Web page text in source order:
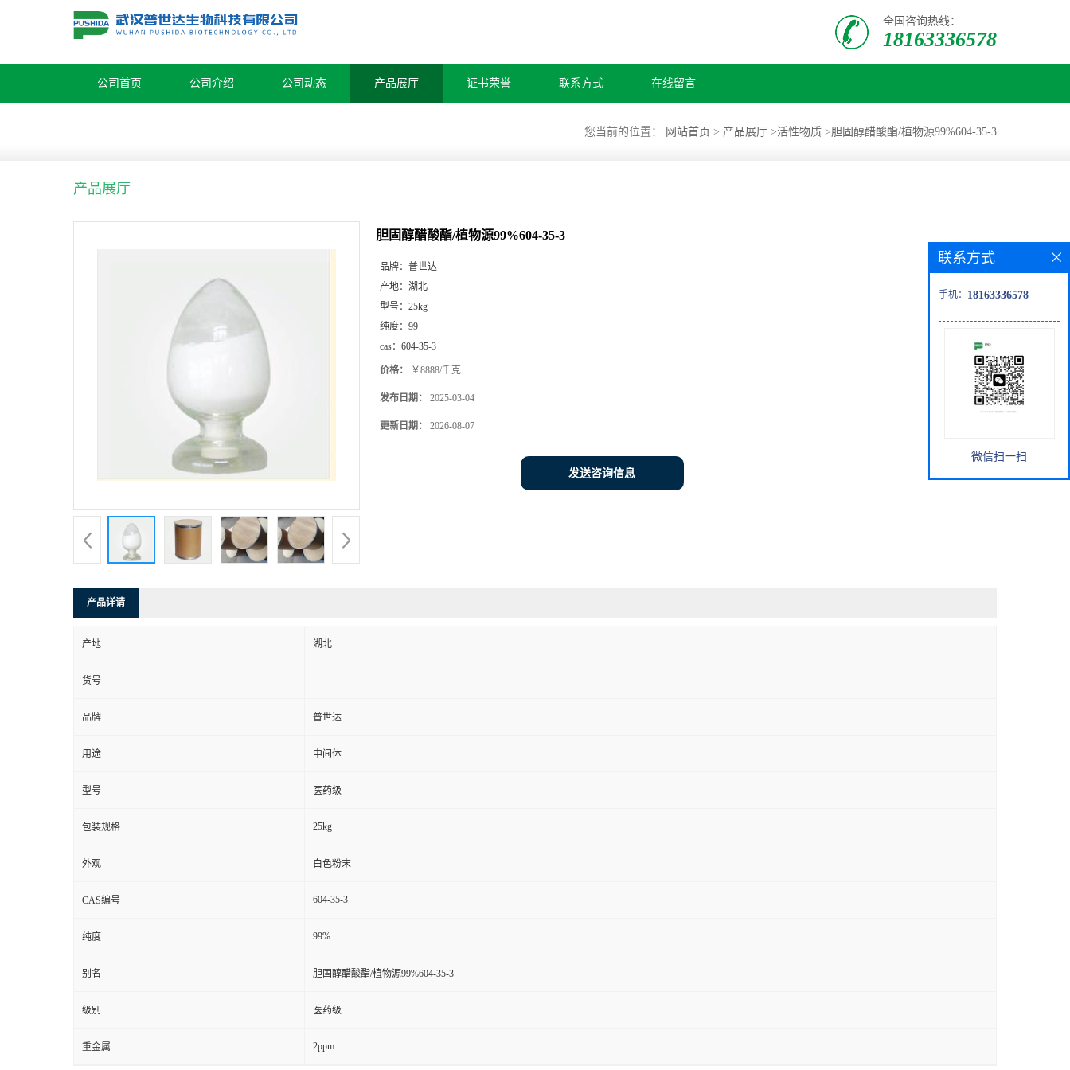
全国咨询热线：
18163336578
公司首页 公司介绍 公司动态 产品展厅 证书荣誉 联系方式 在线留言
您当前的位置： 网站首页 > 产品展厅 >活性物质 >胆固醇醋酸酯/植物源99%604-35-3
产品展厅
胆固醇醋酸酯/植物源99%604-35-3
品牌： 普世达
产地： 湖北
型号： 25kg
纯度： 99
cas： 604-35-3
价格： ￥8888/千克
发布日期： 2025-03-04
更新日期： 2026-08-07
发送咨询信息
产品详请
产地 湖北
货号
品牌 普世达
用途 中间体
型号 医药级
包装规格 25kg
外观 白色粉末
CAS编号 604-35-3
纯度 99%
别名 胆固醇醋酸酯/植物源99%604-35-3
级别 医药级
重金属 2ppm
联系方式
手机： 18163336578
微信扫一扫